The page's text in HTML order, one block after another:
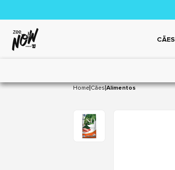
CÃES
Home|Cães|Alimentos